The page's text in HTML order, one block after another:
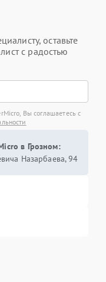
оставьте
с радостью
Вы соглашаетесь с
в Грозном:
Назарбаева, 94